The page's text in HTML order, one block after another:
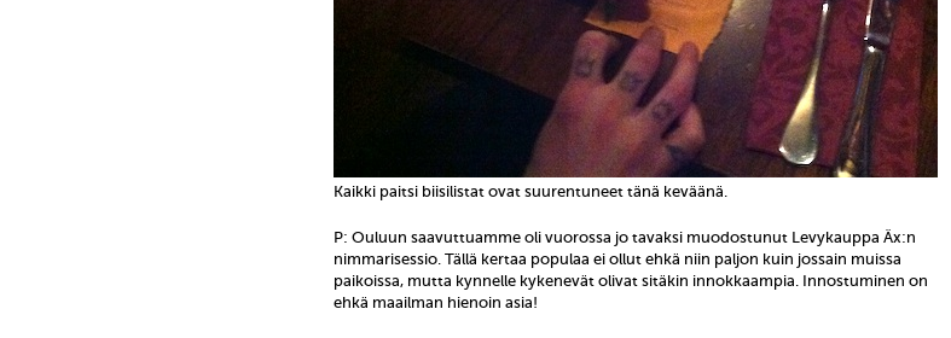
Kaikki paitsi biisilistat ovat suurentuneet tänä keväänä.
P: Ouluun saavuttuamme oli vuorossa jo tavaksi muodostunut Levykauppa Äx:n
nimmarisessio. Tällä kertaa populaa ei ollut ehkä niin paljon kuin jossain muissa
paikoissa, mutta kynnelle kykenevät olivat sitäkin innokkaampia. Innostuminen on
ehkä maailman hienoin asia!